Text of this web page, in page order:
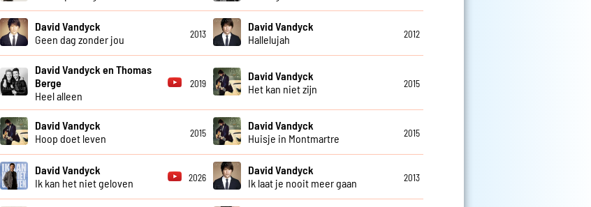
David Vandyck
Geen dag zonder jou
2013
David Vandyck
Hallelujah
2012
David Vandyck en Thomas
Berge
Heel alleen
2019
David Vandyck
Het kan niet zijn
2015
David Vandyck
Hoop doet leven
2015
David Vandyck
Huisje in Montmartre
2015
David Vandyck
Ik kan het niet geloven
2026
David Vandyck
Ik laat je nooit meer gaan
2013